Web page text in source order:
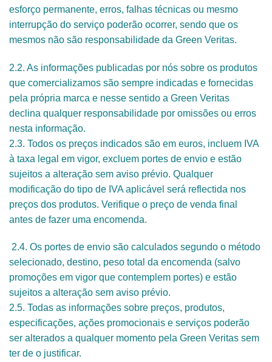
esforço permanente, erros, falhas técnicas ou mesmo
interrupção do serviço poderão ocorrer, sendo que os
mesmos não são responsabilidade da Green Veritas.
2.2. As informações publicadas por nós sobre os produtos
que comercializamos são sempre indicadas e fornecidas
pela própria marca e nesse sentido a Green Veritas
declina qualquer responsabilidade por omissões ou erros
nesta informação.
2.3. Todos os preços indicados são em euros, incluem IVA
à taxa legal em vigor, excluem portes de envio e estão
sujeitos a alteração sem aviso prévio. Qualquer
modificação do tipo de IVA aplicável será reflectida nos
preços dos produtos. Verifique o preço de venda final
antes de fazer uma encomenda.
2.4. Os portes de envio são calculados segundo o método
selecionado, destino, peso total da encomenda (salvo
promoções em vigor que contemplem portes) e estão
sujeitos a alteração sem aviso prévio.
2.5. Todas as informações sobre preços, produtos,
especificações, ações promocionais e serviços poderão
ser alterados a qualquer momento pela Green Veritas sem
ter de o justificar.